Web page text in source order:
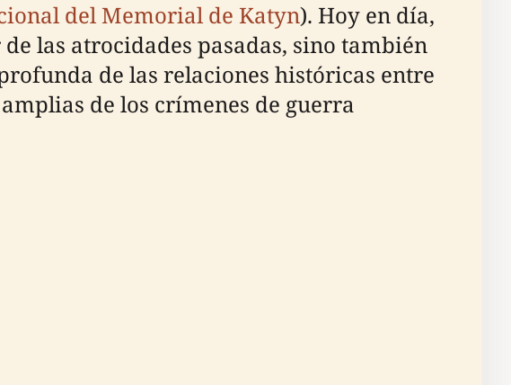
del Memorial de Katyn). Hoy en día,
las atrocidades pasadas, sino también
de las relaciones históricas entre
de los crímenes de guerra